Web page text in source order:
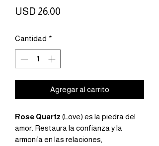
USD 26.00
Cantidad *
Agregar al carrito
Rose Quartz (Love) es la piedra del
amor. Restaura la confianza y la
armonía en las relaciones,